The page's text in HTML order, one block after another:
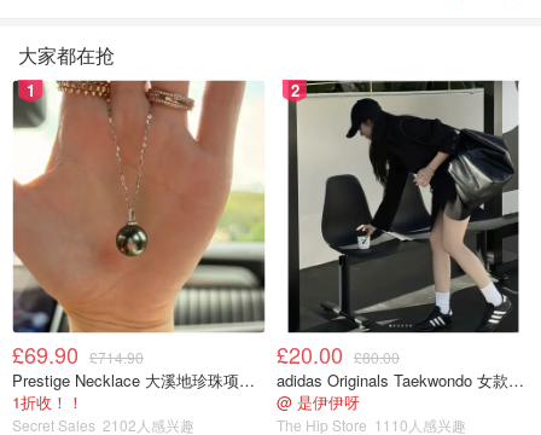
大家都在抢
1
£69.90 £714.90
Prestige Necklace 大溪地珍珠项链 10-11mm
1折收！！
Secret Sales 2102人感兴趣
2
£20.00 £80.00
adidas Originals Taekwondo 女款黑色运动鞋
@ 是伊伊呀
The Hip Store 1110人感兴趣